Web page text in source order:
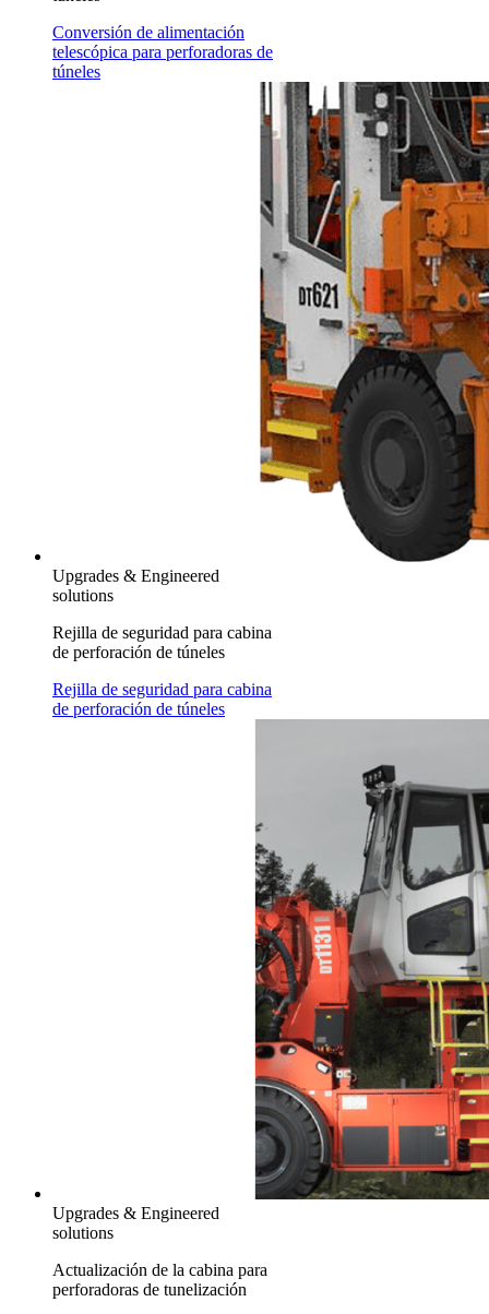
Conversión de alimentación
telescópica para perforadoras de
túneles
Upgrades & Engineered
solutions
Rejilla de seguridad para cabina
de perforación de túneles
Rejilla de seguridad para cabina
de perforación de túneles
Upgrades & Engineered
solutions
Actualización de la cabina para
perforadoras de tunelización